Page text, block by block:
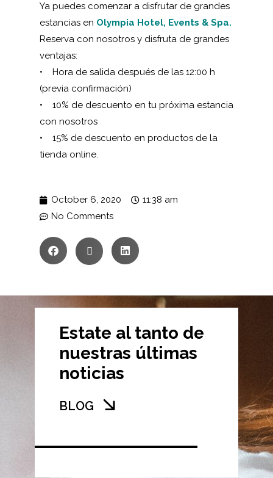
Ya puedes comenzar a disfrutar de grandes
estancias en Olympia Hotel, Events & Spa.
Reserva con nosotros y disfruta de grandes
ventajas:
• Hora de salida después de las 12:00 h
(previa confirmación)
• 10% de descuento en tu próxima estancia
con nosotros
• 15% de descuento en productos de la
tienda online.
October 6, 2020
11:38 am
No Comments
Estate al tanto de
nuestras últimas
noticias
BLOG